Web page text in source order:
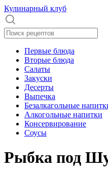
Кулинарный клуб
Первые блюда
Вторые блюда
Салаты
Закуски
Десерты
Выпечка
Безалкагольные
Алкогольные напитки
Консервирование
Соусы
Рыбка под